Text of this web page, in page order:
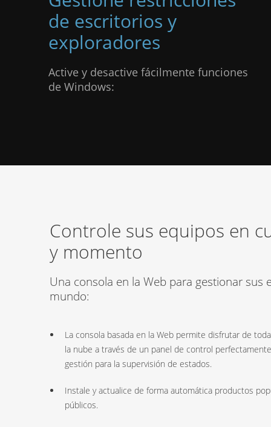
de escritorios y
exploradores
Active y desactive fácilmente funciones
de Windows:
Controle sus equipos en
y momento
Una consola en la Web para gestionar sus
mundo:
La consola basada en la Web permite disfrutar de
la nube a través de un panel de control
gestión para la supervisión de estados.
Instale y actualice de forma automática productos
públicos.